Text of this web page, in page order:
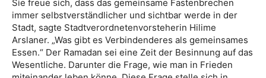
Sie freue sich, dass das gemeinsame Fastenbrechen
immer selbstverständlicher und sichtbar werde in der
Stadt, sagte Stadtverordnetenvorsteherin Hilime
Arslaner. „Was gibt es Verbindenderes als gemeinsames
Essen.“ Der Ramadan sei eine Zeit der Besinnung auf das
Wesentliche. Darunter die Frage, wie man in Frieden